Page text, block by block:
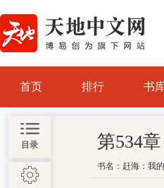
首页 排行 书
目录 第534
书名： 赶海：我